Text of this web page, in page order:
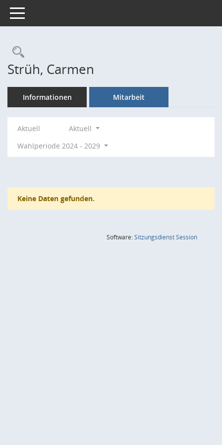
Toggle navigation
Rechercheauswahl
Strüh, Carmen
Informationen Mitarbeit
Aktuell
Aktuell
Wahlperiode 2024 - 2029
Keine Daten gefunden.
Software:SitzungsdienstSession(Wird in